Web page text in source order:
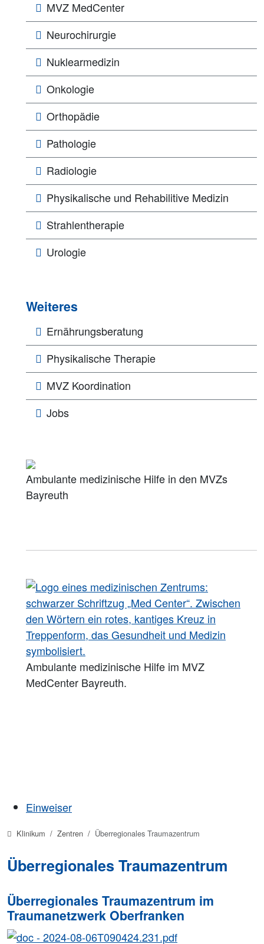
MVZ MedCenter
Neurochirurgie
Nuklearmedizin
Onkologie
Orthopädie
Pathologie
Radiologie
Physikalische und Rehabilitive Medizin
Strahlentherapie
Urologie
Weiteres
Ernährungsberatung
Physikalische Therapie
MVZ Koordination
Jobs
Ambulante medizinische Hilfe in den MVZs
Bayreuth
Ambulante medizinische Hilfe im MVZ
MedCenter Bayreuth.
Einweiser
Klinikum Zentren Überregionales Traumazentrum
Überregionales Traumazentrum
Überregionales Traumazentrum im
Traumanetzwerk Oberfranken